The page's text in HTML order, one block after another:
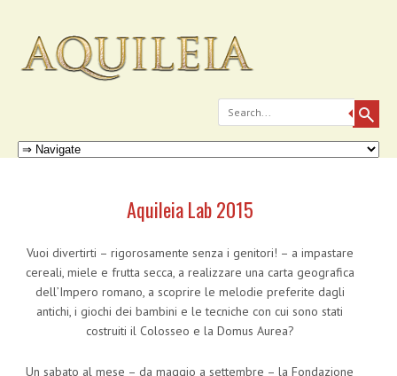
Search
Menu
Skip to content
Aquileia Lab 2015
Vuoi divertirti – rigorosamente senza i genitori! – a impastare
cereali, miele e frutta secca, a realizzare una carta geografica
dell’Impero romano, a scoprire le melodie preferite dagli
antichi, i giochi dei bambini e le tecniche con cui sono stati
costruiti il Colosseo e la Domus Aurea?
Un sabato al mese – da maggio a settembre – la Fondazione